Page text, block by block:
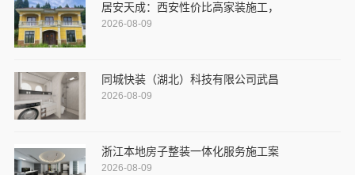
居安天成：西安性价比高家装施工，
2026-08-09
同城快装（湖北）科技有限公司武昌
2026-08-09
浙江本地房子整装一体化服务施工案
2026-08-09